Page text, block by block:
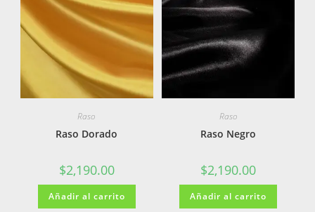
Raso
Raso Dorado
$2,190.00
Añadir al carrito
Raso
Raso Negro
$2,190.00
Añadir al carrito